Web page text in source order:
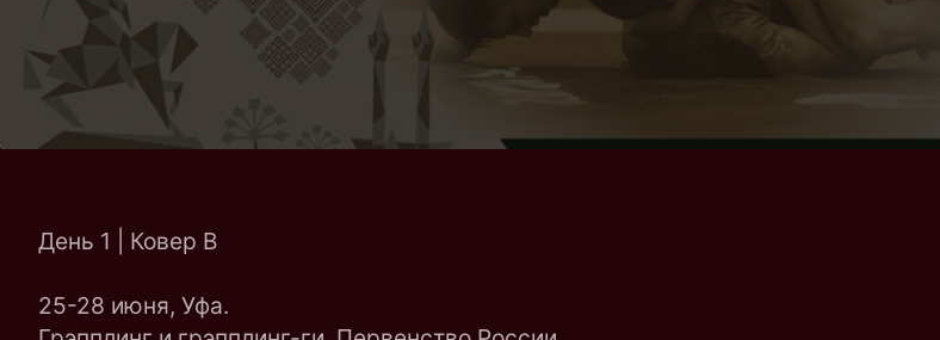
День 1 | Ковер B
25-28 июня, Уфа.